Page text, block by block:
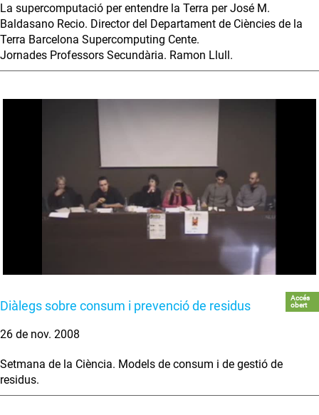
La supercomputació per entendre la Terra per José M.
Baldasano Recio. Director del Departament de Ciències de la
Terra Barcelona Supercomputing Cente.
Jornades Professors Secundària. Ramon Llull.
Diàlegs sobre consum i prevenció de residus
Accés
obert
26 de nov. 2008
Setmana de la Ciència. Models de consum i de gestió de
residus.